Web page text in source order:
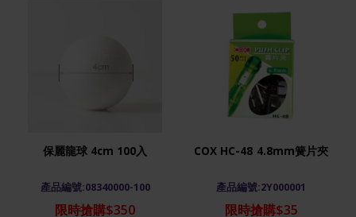
保麗龍球 4cm 100入
產品編號:08340000-100
限時搶購$350
COX HC-48 4.8mm簧片夾
產品編號:2Y000001
限時搶購$35